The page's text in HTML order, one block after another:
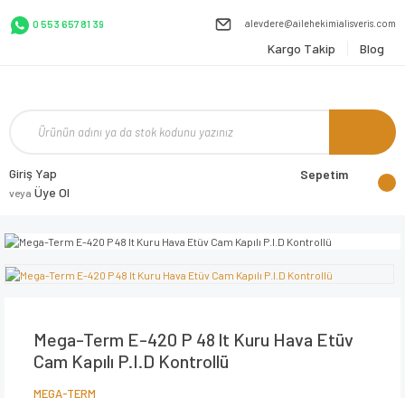
0 553 657 81 39 alevdere@ailehekimialisveris.com
Kargo Takip Blog
Giriş Yap
veya Üye Ol
Sepetim
Mega-Term E-420 P 48 lt Kuru Hava Etüv
Cam Kapılı P.I.D Kontrollü
MEGA-TERM